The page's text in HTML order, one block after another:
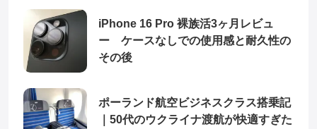
iPhone 16 Pro 裸族活3ヶ月レビュ
ー ケースなしでの使用感と耐久性の
その後
ポーランド航空ビジネスクラス搭乗記
｜50代のウクライナ渡航が快適すぎた